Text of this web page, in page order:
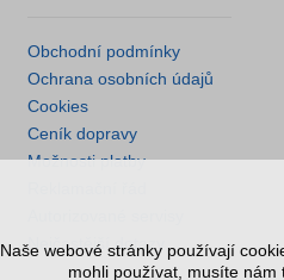
Obchodní podmínky
Ochrana osobních údajů
Cookies
Ceník dopravy
Možnosti platby
Nejčastější dotazy
Naše webové stránky používají
mohli používat, musíte nám